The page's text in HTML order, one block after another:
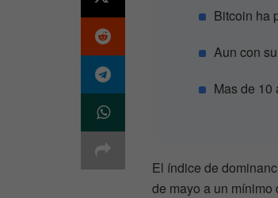
Bitcoin ha
Aun con
Mas de 10
El índice de
de mayo a un